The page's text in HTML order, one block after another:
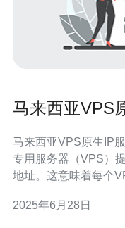
马来西亚VPS
马来西亚VPS原生IP服务提供商 VPS原
专用服务器（VPS）
地址。这意味着每个
性，适合需要更高隐私保护
2025年6月28日